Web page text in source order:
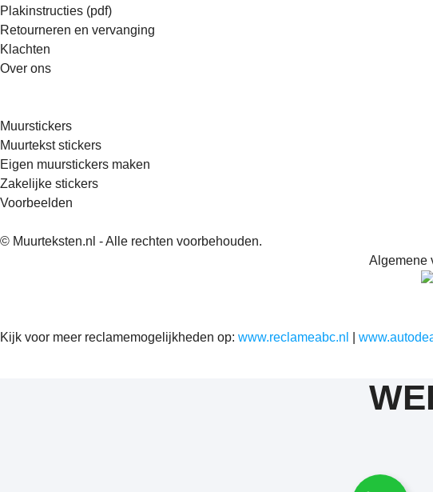
Plakinstructies (pdf)
Retourneren en vervanging
Klachten
Over ons
Muurstickers
Muurtekst stickers
Eigen muurstickers maken
Zakelijke stickers
Voorbeelden
© Muurteksten.nl - Alle rechten voorbehouden.
Algemene
Kijk voor meer reclamemogelijkheden op: www.reclameabc.nl